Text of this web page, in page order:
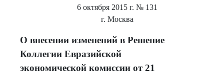
6 октября 2015 г. № 131
г. Москва
О внесении изменений в Решение
Коллегии Евразийской
экономической комиссии от 21